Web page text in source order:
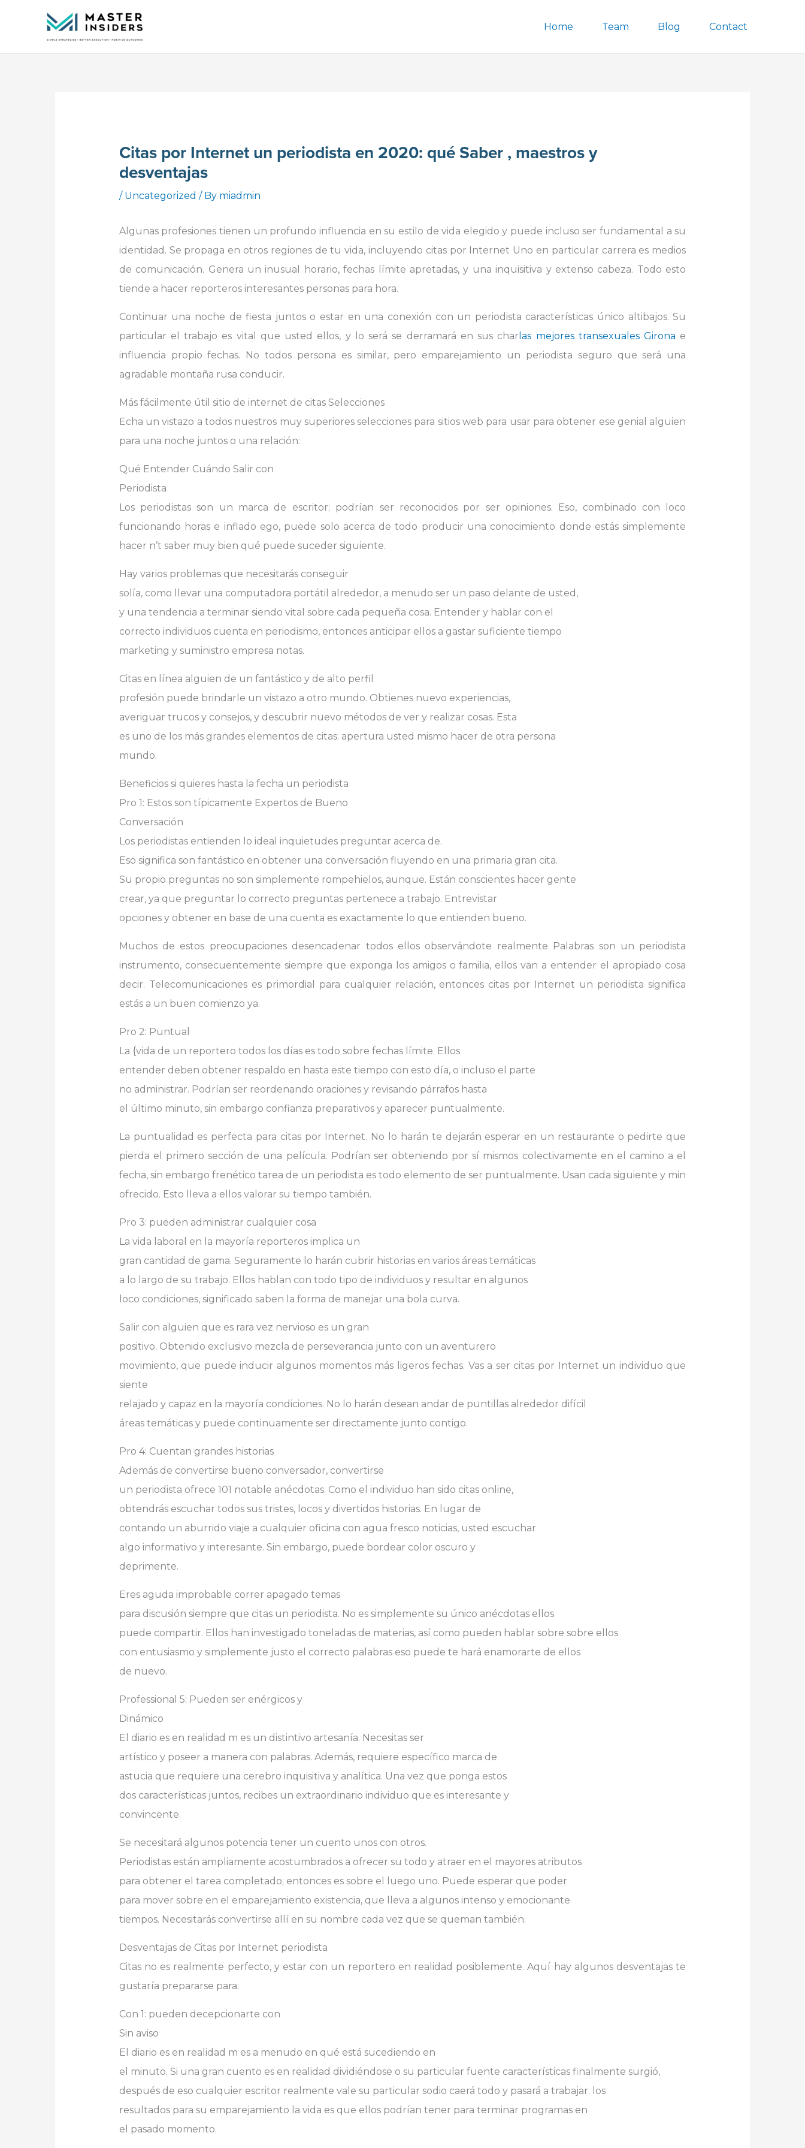
Home Team Blog Contact
Citas por Internet un periodista en 2020: qué Saber , maestros y
desventajas
/ Uncategorized / By miadmin
Algunas profesiones tienen un profundo influencia en su estilo de vida elegido y puede incluso ser fundamental a su
identidad. Se propaga en otros regiones de tu vida, incluyendo citas por Internet Uno en particular carrera es medios
de comunicación. Genera un inusual horario, fechas límite apretadas, y una inquisitiva y extenso cabeza. Todo esto
tiende a hacer reporteros interesantes personas para hora.
Continuar una noche de fiesta juntos o estar en una conexión con un periodista características único altibajos. Su
particular el trabajo es vital que usted ellos, y lo será se derramará en sus char las mejores transexuales Girona e
influencia propio fechas. No todos persona es similar, pero emparejamiento un periodista seguro que será una
agradable montaña rusa conducir.
Más fácilmente útil sitio de internet de citas Selecciones
Echa un vistazo a todos nuestros muy superiores selecciones para sitios web para usar para obtener ese genial alguien
para una noche juntos o una relación:
Qué Entender Cuándo Salir con
Periodista
Los periodistas son un marca de escritor; podrían ser reconocidos por ser opiniones. Eso, combinado con loco
funcionando horas e inflado ego, puede solo acerca de todo producir una conocimiento donde estás simplemente
hacer n’t saber muy bien qué puede suceder siguiente.
Hay varios problemas que necesitarás conseguir
solía, como llevar una computadora portátil alrededor, a menudo ser un paso delante de usted,
y una tendencia a terminar siendo vital sobre cada pequeña cosa. Entender y hablar con el
correcto individuos cuenta en periodismo, entonces anticipar ellos a gastar suficiente tiempo
marketing y suministro empresa notas.
Citas en línea alguien de un fantástico y de alto perfil
profesión puede brindarle un vistazo a otro mundo. Obtienes nuevo experiencias,
averiguar trucos y consejos, y descubrir nuevo métodos de ver y realizar cosas. Esta
es uno de los más grandes elementos de citas: apertura usted mismo hacer de otra persona
mundo.
Beneficios si quieres hasta la fecha un periodista
Pro 1: Estos son típicamente Expertos de Bueno
Conversación
Los periodistas entienden lo ideal inquietudes preguntar acerca de.
Eso significa son fantástico en obtener una conversación fluyendo en una primaria gran cita.
Su propio preguntas no son simplemente rompehielos, aunque. Están conscientes hacer gente
crear, ya que preguntar lo correcto preguntas pertenece a trabajo. Entrevistar
opciones y obtener en base de una cuenta es exactamente lo que entienden bueno.
Muchos de estos preocupaciones desencadenar todos ellos observándote realmente Palabras son un periodista
instrumento, consecuentemente siempre que exponga los amigos o familia, ellos van a entender el apropiado cosa
decir. Telecomunicaciones es primordial para cualquier relación, entonces citas por Internet un periodista significa
estás a un buen comienzo ya.
Pro 2: Puntual
La {vida de un reportero todos los días es todo sobre fechas límite. Ellos
entender deben obtener respaldo en hasta este tiempo con esto día, o incluso el parte
no administrar. Podrían ser reordenando oraciones y revisando párrafos hasta
el último minuto, sin embargo confianza preparativos y aparecer puntualmente.
La puntualidad es perfecta para citas por Internet. No lo harán te dejarán esperar en un restaurante o pedirte que
pierda el primero sección de una película. Podrían ser obteniendo por sí mismos colectivamente en el camino a el
fecha, sin embargo frenético tarea de un periodista es todo elemento de ser puntualmente. Usan cada siguiente y min
ofrecido. Esto lleva a ellos valorar su tiempo también.
Pro 3: pueden administrar cualquier cosa
La vida laboral en la mayoría reporteros implica un
gran cantidad de gama. Seguramente lo harán cubrir historias en varios áreas temáticas
a lo largo de su trabajo. Ellos hablan con todo tipo de individuos y resultar en algunos
loco condiciones, significado saben la forma de manejar una bola curva.
Salir con alguien que es rara vez nervioso es un gran
positivo. Obtenido exclusivo mezcla de perseverancia junto con un aventurero
movimiento, que puede inducir algunos momentos más ligeros fechas. Vas a ser citas por Internet un individuo que
siente
relajado y capaz en la mayoría condiciones. No lo harán desean andar de puntillas alrededor difícil
áreas temáticas y puede continuamente ser directamente junto contigo.
Pro 4: Cuentan grandes historias
Además de convertirse bueno conversador, convertirse
un periodista ofrece 101 notable anécdotas. Como el individuo han sido citas online,
obtendrás escuchar todos sus tristes, locos y divertidos historias. En lugar de
contando un aburrido viaje a cualquier oficina con agua fresco noticias, usted escuchar
algo informativo y interesante. Sin embargo, puede bordear color oscuro y
deprimente.
Eres aguda improbable correr apagado temas
para discusión siempre que citas un periodista. No es simplemente su único anécdotas ellos
puede compartir. Ellos han investigado toneladas de materias, así como pueden hablar sobre sobre ellos
con entusiasmo y simplemente justo el correcto palabras eso puede te hará enamorarte de ellos
de nuevo.
Professional 5: Pueden ser enérgicos y
Dinámico
El diario es en realidad m es un distintivo artesanía. Necesitas ser
artístico y poseer a manera con palabras. Además, requiere específico marca de
astucia que requiere una cerebro inquisitiva y analítica. Una vez que ponga estos
dos características juntos, recibes un extraordinario individuo que es interesante y
convincente.
Se necesitará algunos potencia tener un cuento unos con otros.
Periodistas están ampliamente acostumbrados a ofrecer su todo y atraer en el mayores atributos
para obtener el tarea completado; entonces es sobre el luego uno. Puede esperar que poder
para mover sobre en el emparejamiento existencia, que lleva a algunos intenso y emocionante
tiempos. Necesitarás convertirse allí en su nombre cada vez que se queman también.
Desventajas de Citas por Internet periodista
Citas no es realmente perfecto, y estar con un reportero en realidad posiblemente. Aquí hay algunos desventajas te
gustaría prepararse para:
Con 1: pueden decepcionarte con
Sin aviso
El diario es en realidad m es a menudo en qué está sucediendo en
el minuto. Si una gran cuento es en realidad dividiéndose o su particular fuente características finalmente surgió,
después de eso cualquier escritor realmente vale su particular sodio caerá todo y pasará a trabajar. los
resultados para su emparejamiento la vida es que ellos podrían tener para terminar programas en
el pasado momento.